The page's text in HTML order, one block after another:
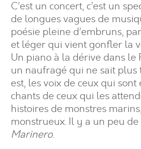
C’est un concert, c’est un
de longues vagues de
poésie pleine d’embruns,
et léger qui vient gonfler la
Un piano à la dérive dans le
un naufragé qui ne sait
est, les voix de ceux qui sont
chants de ceux qui les
histoires de monstres
monstrueux. Il y a un peu
Marinero.